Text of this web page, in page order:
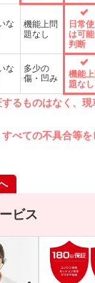
な
機能上問
題なし
日常
は可能
判断
な
多少の
傷・凹み
機能
題なし
るものはなく、
べての不具合等を
ビス